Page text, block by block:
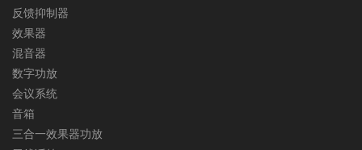
反馈抑制器
效果器
混音器
数字功放
会议系统
音箱
三合一效果器功放